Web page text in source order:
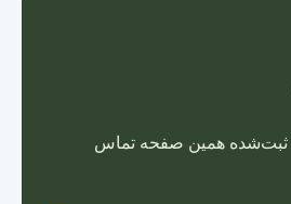
ثبت‌شده همین صفحه تماس